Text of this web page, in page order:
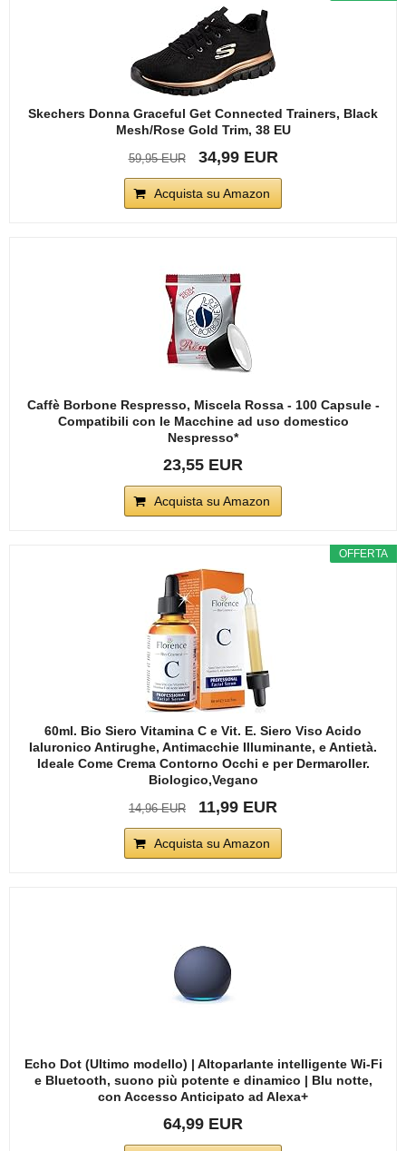
Skechers Donna Graceful Get Connected Trainers, Black
Mesh/Rose Gold Trim, 38 EU
59,95 EUR 34,99 EUR
Acquista su Amazon
Caffè Borbone Respresso, Miscela Rossa - 100 Capsule -
Compatibili con le Macchine ad uso domestico
Nespresso*
23,55 EUR
Acquista su Amazon
OFFERTA
60ml. Bio Siero Vitamina C e Vit. E. Siero Viso Acido
Ialuronico Antirughe, Antimacchie Illuminante, e Antietà.
Ideale Come Crema Contorno Occhi e per Dermaroller.
Biologico,Vegano
14,96 EUR 11,99 EUR
Acquista su Amazon
Echo Dot (Ultimo modello) | Altoparlante intelligente Wi-Fi
e Bluetooth, suono più potente e dinamico | Blu notte,
con Accesso Anticipato ad Alexa+
64,99 EUR